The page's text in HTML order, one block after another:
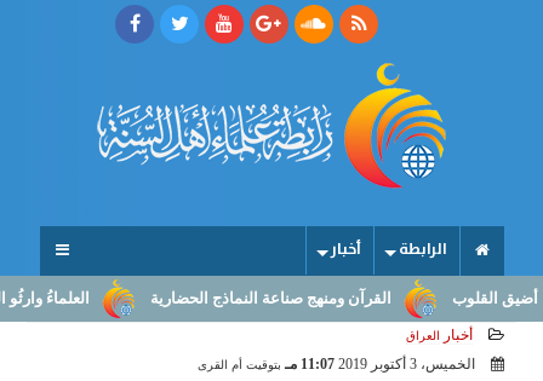
الرابطة أخبار
العلماءُ وارثُو القرآن ومنهج صناعة النماذج الحضارية
أخبار العراق
الخميس، 3 أكتوبر 2019 11:07 مـ بتوقيت أم القرى